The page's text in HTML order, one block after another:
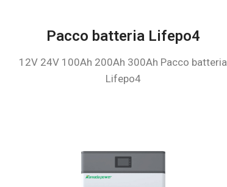
Pacco batteria Lifepo4
12V 24V 100Ah 200Ah 300Ah Pacco batteria
Lifepo4